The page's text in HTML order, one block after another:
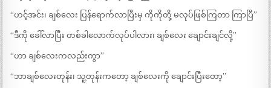
“ဟင့်အင်း၊ ချစ်လေး ပြန်ရောက်လာပြီးမှ ကိုကိုတို့ မလုပ်ဖြစ်ကြတာ ကြာပြီ”
“ဒီကို ခေါ်လာပြီး တစ်ခါလောက်လုပ်ပါလား၊ ချစ်လေး ချောင်းချင်လို့”
“ဟာ ချစ်လေးကလည်းကွာ”
“ဘာချစ်လေးတုန်း၊ သူ့တုန်းကတော့ ချစ်လေးကို ချောင်းပြီးတော့”